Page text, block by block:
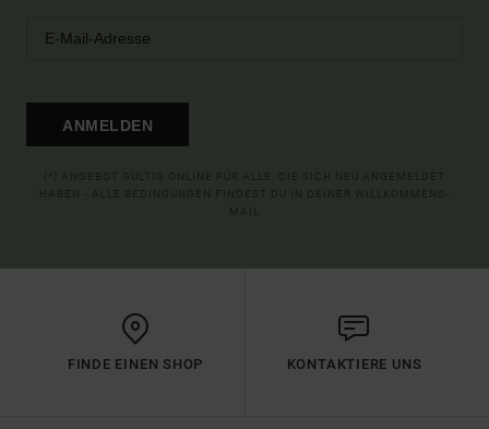
ANMELDEN
FINDE EINEN SHOP KONTAKTIERE UNS